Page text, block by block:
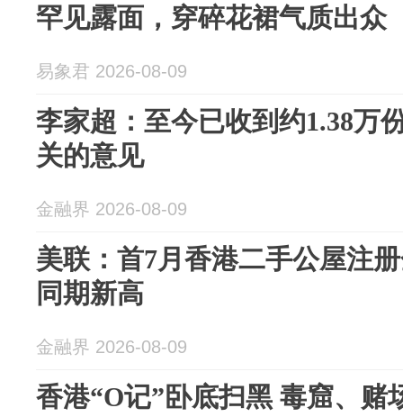
罕见露面，穿碎花裙气质出众
易象君 2026-08-09
李家超：至今已收到约1.38万
关的意见
金融界 2026-08-09
美联：首7月香港二手公屋注
同期新高
金融界 2026-08-09
香港“O记”卧底扫黑 毒窟、赌